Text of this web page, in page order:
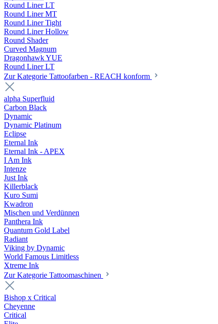
Round Liner LT
Round Liner MT
Round Liner Tight
Round Liner Hollow
Round Shader
Curved Magnum
Dragonhawk YUE
Round Liner LT
Zur Kategorie Tattoofarben - REACH konform
alpha Superfluid
Carbon Black
Dynamic
Dynamic Platinum
Eclipse
Eternal Ink
Eternal Ink - APEX
I Am Ink
Intenze
Just Ink
Killerblack
Kuro Sumi
Kwadron
Mischen und Verdünnen
Panthera Ink
Quantum Gold Label
Radiant
Viking by Dynamic
World Famous Limitless
Xtreme Ink
Zur Kategorie Tattoomaschinen
Bishop x Critical
Cheyenne
Critical